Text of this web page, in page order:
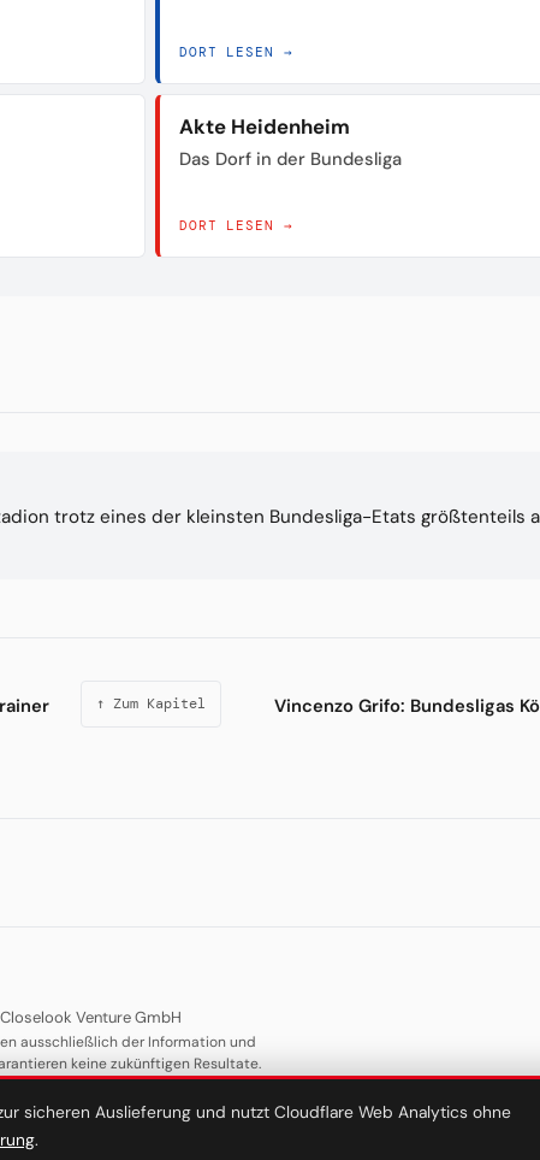
DORT LESEN →
Akte Heidenheim
Das Dorf in der Bundesliga
DORT LESEN →
trotz eines der kleinsten Bundesliga-Etats größtenteils
↑ Zum Kapitel
Vincenzo Grifo: Bundesligas
Closelook Venture GmbH
ausschließlich der Information und
keine zukünftigen Resultate.
sicheren Auslieferung und nutzt Cloudflare Web Analytics ohne
.